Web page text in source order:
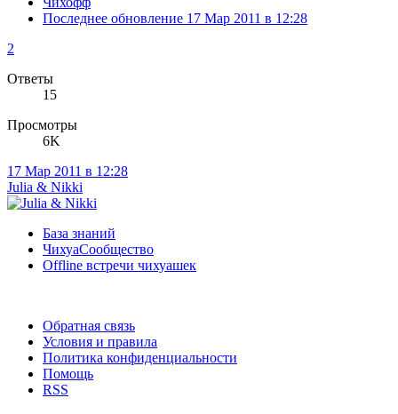
Последнее обновление 17 Мар 2011 в 12:28
2
Ответы
15
Просмотры
6K
17 Мар 2011 в 12:28
Julia & Nikki
База знаний
ЧихуаСообщество
Offline встречи чихуашек
Обратная связь
Условия и правила
Политика конфиденциальности
Помощь
RSS